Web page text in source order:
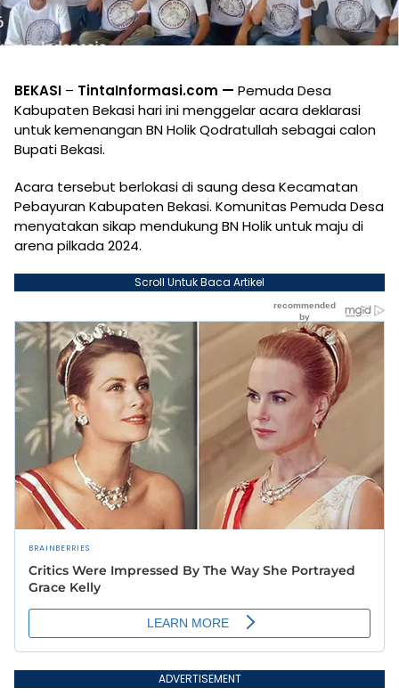
BEKASI – TintaInformasi.com — Pemuda Desa
Kabupaten Bekasi hari ini menggelar acara deklarasi
untuk kemenangan BN Holik Qodratullah sebagai calon
Bupati Bekasi.
Acara tersebut berlokasi di saung desa Kecamatan
Pebayuran Kabupaten Bekasi. Komunitas Pemuda Desa
menyatakan sikap mendukung BN Holik untuk maju di
arena pilkada 2024.
Scroll Untuk Baca Artikel
ADVERTISEMENT